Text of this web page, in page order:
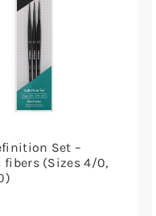
Set –
fibers (Sizes 4/0,